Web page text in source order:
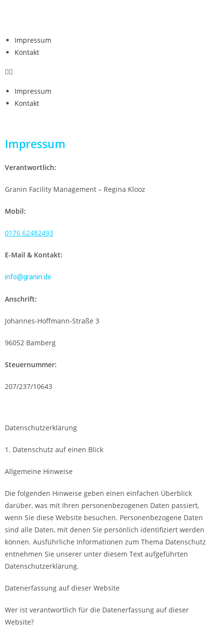
Impressum
Kontakt
Impressum
Kontakt
Impressum
Verantwortlich:
Granin Facility Management – Regina Klooz
Mobil:
0176 62482493
E-Mail & Kontakt:
info@granin.de
Anschrift:
Johannes-Hoffmann-Straße 3
96052 Bamberg
Steuernummer:
207/237/10643
Datenschutzerklärung
1. Datenschutz auf einen Blick
Allgemeine Hinweise
Die folgenden Hinweise geben einen einfachen Überblick
darüber, was mit Ihren personenbezogenen Daten passiert,
wenn Sie diese Website besuchen. Personenbezogene Daten
sind alle Daten, mit denen Sie persönlich identifiziert werden
können. Ausführliche Informationen zum Thema Datenschutz
entnehmen Sie unserer unter diesem Text aufgeführten
Datenschutzerklärung.
Datenerfassung auf dieser Website
Wer ist verantwortlich für die Datenerfassung auf dieser
Website?